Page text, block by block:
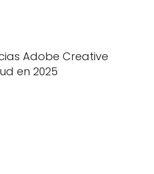
Adobe Creative
en 2025